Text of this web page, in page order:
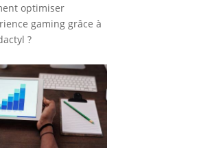
optimiser
gaming grâce à
?